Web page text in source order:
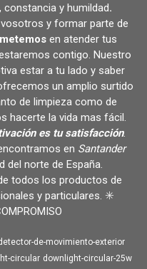
y humildad.
y formar parte de
en atender tus
contigo. Nuestro
estar a tu lado y saber
un amplio surtido
de limpieza como de
hacerte la vida mas fácil.
es tu satisfacción.
en Santander
del norte de España.
todos los productos de
y particulares. ✳️
de-movimiento-exterior
circular downlight-circular-25w